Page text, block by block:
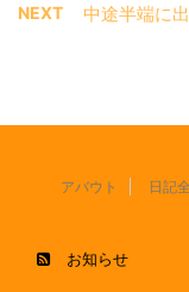
NEXT 中途半端に
アバウト 日記
お知らせ